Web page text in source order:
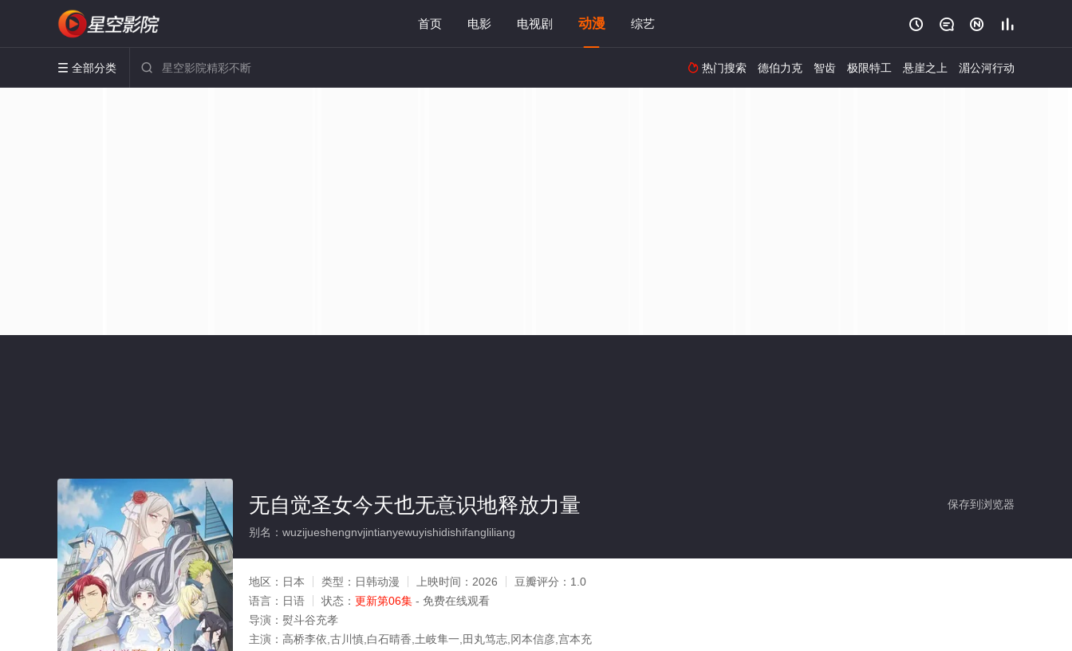
首页 电影 电视剧 动漫 综艺    
 全部分类   热门搜索 德伯力克 智齿 极限特工 悬崖之上 湄公河行动
保存到浏览器
无自觉圣女今天也无意识地释放力量
别名：wuzijueshengnvjintianyewuyishidishifangliliang
地区： 日本 类型： 日韩动漫 上映时间： 2026 豆瓣评分： 1.0
语言： 日语 状态： 更新第06集 - 免费在线观看
导演： 熨斗谷充孝
主演： 高桥李依,古川慎,白石晴香,土岐隼一,田丸笃志,冈本信彦,宫本充